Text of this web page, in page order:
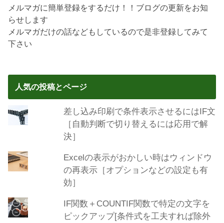
メルマガに簡単登録をするだけ！！ブログの更新をお知
らせします
メルマガだけの話などもしているので是非登録してみて
下さい
人気の投稿とページ
差し込み印刷で条件表示させるにはIF文
［自動判断で切り替えるには応用で解
決］
Excelの表示がおかしい時はウィンドウ
の再表示［オプションなどの設定も有
効］
IF関数＋COUNTIF関数で特定の文字を
ピックアップ[条件式を工夫すれば除外